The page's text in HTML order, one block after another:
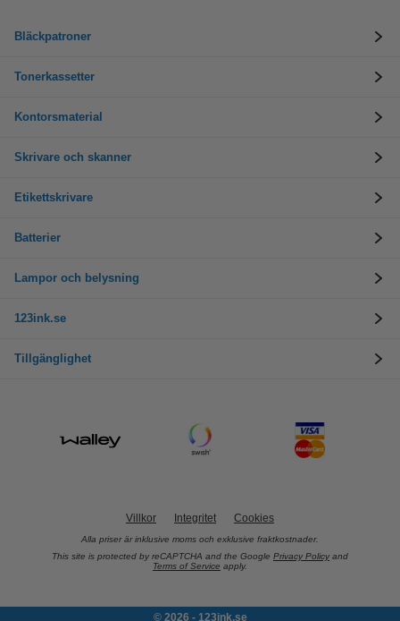
Bläckpatroner
Tonerkassetter
Kontorsmaterial
Skrivare och skanner
Etikettskrivare
Batterier
Lampor och belysning
123ink.se
Tillgänglighet
Villkor Integritet Cookies
Alla priser är inklusive moms och exklusive fraktkostnader.
This site is protected by reCAPTCHA and the Google Privacy Policy and
Terms of Service apply.
© 2026 - 123ink.se